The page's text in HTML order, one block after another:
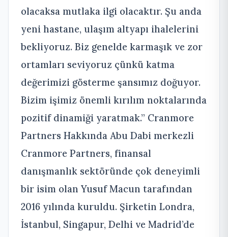
olacaksa mutlaka ilgi olacaktır. Şu anda
yeni hastane, ulaşım altyapı ihalelerini
bekliyoruz. Biz genelde karmaşık ve zor
ortamları seviyoruz çünkü katma
değerimizi gösterme şansımız doğuyor.
Bizim işimiz önemli kırılım noktalarında
pozitif dinamiği yaratmak.” Cranmore
Partners Hakkında Abu Dabi merkezli
Cranmore Partners, finansal
danışmanlık sektöründe çok deneyimli
bir isim olan Yusuf Macun tarafından
2016 yılında kuruldu. Şirketin Londra,
İstanbul, Singapur, Delhi ve Madrid’de